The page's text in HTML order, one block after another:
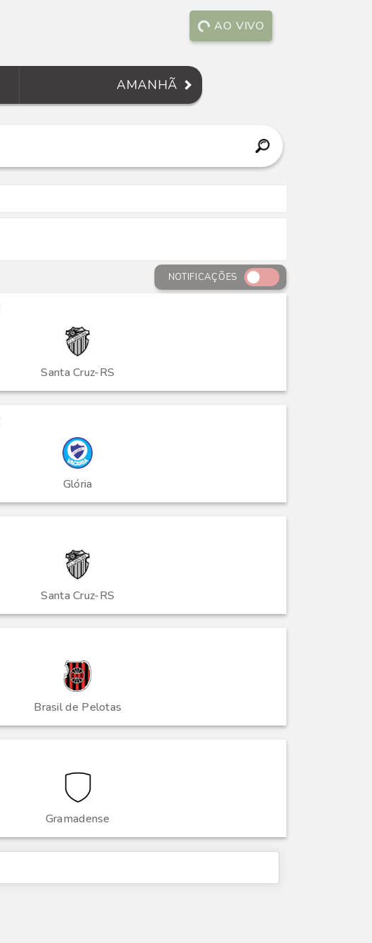
AO VIVO
AMANHÃ
NOTIFICAÇÕES
Santa Cruz-RS
Glória
Santa Cruz-RS
Brasil de Pelotas
Gramadense